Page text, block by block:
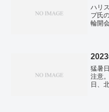
ハリ
プ氏
輪開
与詐
地点
２度
猛暑
注意
日、